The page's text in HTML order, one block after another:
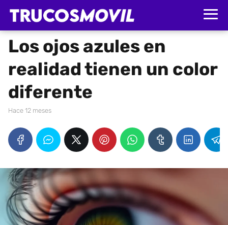
Los ojos azules en
realidad tienen un color
diferente
hace 12 meses